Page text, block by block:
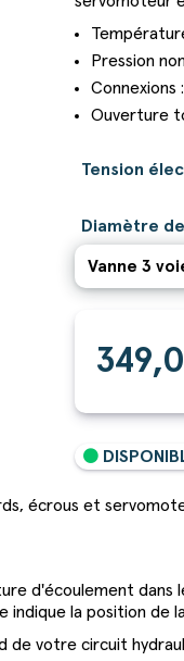
Pression
Connexions
Ouverture
Tension
Diamètre
écrous et
d'écoulement
la position de
de votre circuit